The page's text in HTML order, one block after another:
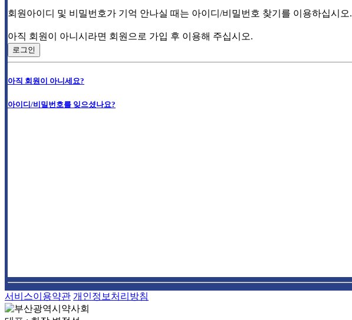
회원아이디 및 비밀번호가 기억 안나실 때는 아이디/비밀번호 찾기를 이용하십시오.
아직 회원이 아니시라면 회원으로 가입 후 이용해 주십시오.
로그인
아직 회원이 아니세요?
아이디/비밀번호를 잊으셨나요?
서비스이용약관 개인정보처리방침